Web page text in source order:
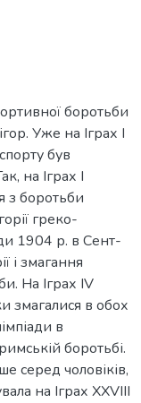
боротьби
Уже на Іграх I
був
на Іграх І
з боротьби
греко-
1904 р. в Сент-
і змагання
На Іграх IV
змагалися в обох
в
боротьбі.
серед чоловіків,
на Іграх XXVIII